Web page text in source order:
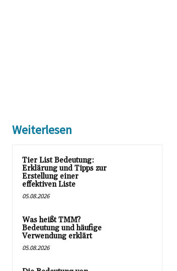
Weiterlesen
Tier List Bedeutung:
Erklärung und Tipps zur
Erstellung einer
effektiven Liste
05.08.2026
Was heißt TMM?
Bedeutung und häufige
Verwendung erklärt
05.08.2026